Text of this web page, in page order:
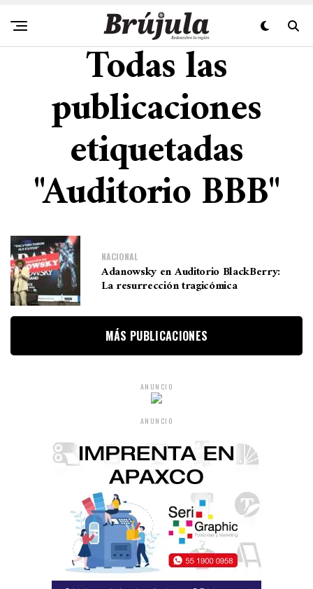
Todas las
publicaciones
etiquetadas
"Auditorio BBB"
NACIONAL
Adanowsky en Auditorio BlackBerry:
La resurrección tragicómica
MÁS PUBLICACIONES
ANUNCIO
ANUNCIO